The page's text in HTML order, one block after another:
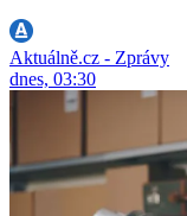
Aktuálně.cz - Zprávy
dnes, 03:30